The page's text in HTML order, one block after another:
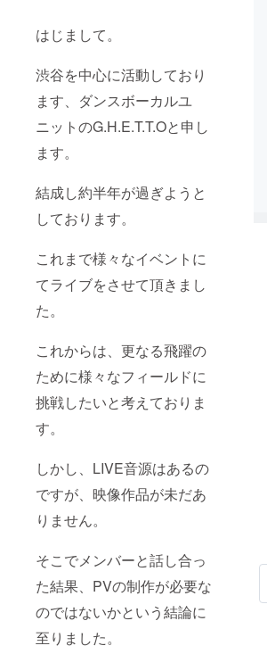
はじまして。
渋谷を中心に活動しており
ます、ダンスボーカルユ
ニットのG.H.E.T.T.Oと申し
ます。
結成し約半年が過ぎようと
しております。
これまで様々なイベントに
てライブをさせて頂きまし
た。
これからは、更なる飛躍の
ために様々なフィールドに
挑戦したいと考えておりま
す。
しかし、LIVE音源はあるの
ですが、映像作品が未だあ
りません。
そこでメンバーと話し合っ
た結果、PVの制作が必要な
のではないかという結論に
至りました。